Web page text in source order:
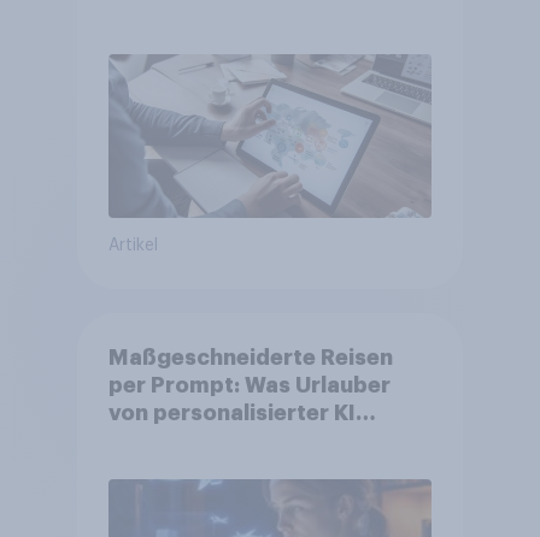
Artikel
Maßgeschneiderte Reisen
per Prompt: Was Urlauber
von personalisierter KI
bereits genutzt werden